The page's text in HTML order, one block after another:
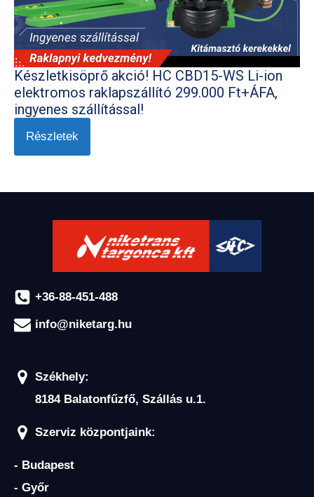
Készletkisöprő akció! HC CBD15-WS Li-ion
elektromos raklapszállító 299.000 Ft+ÁFA,
ingyenes szállítással!
Részletek
+36-88-451-488
info@niketarg.hu
Székhely:
8184 Balatonfűzfő, Szállás u.1.
Szerviz központjaink:
- Budapest
- Győr